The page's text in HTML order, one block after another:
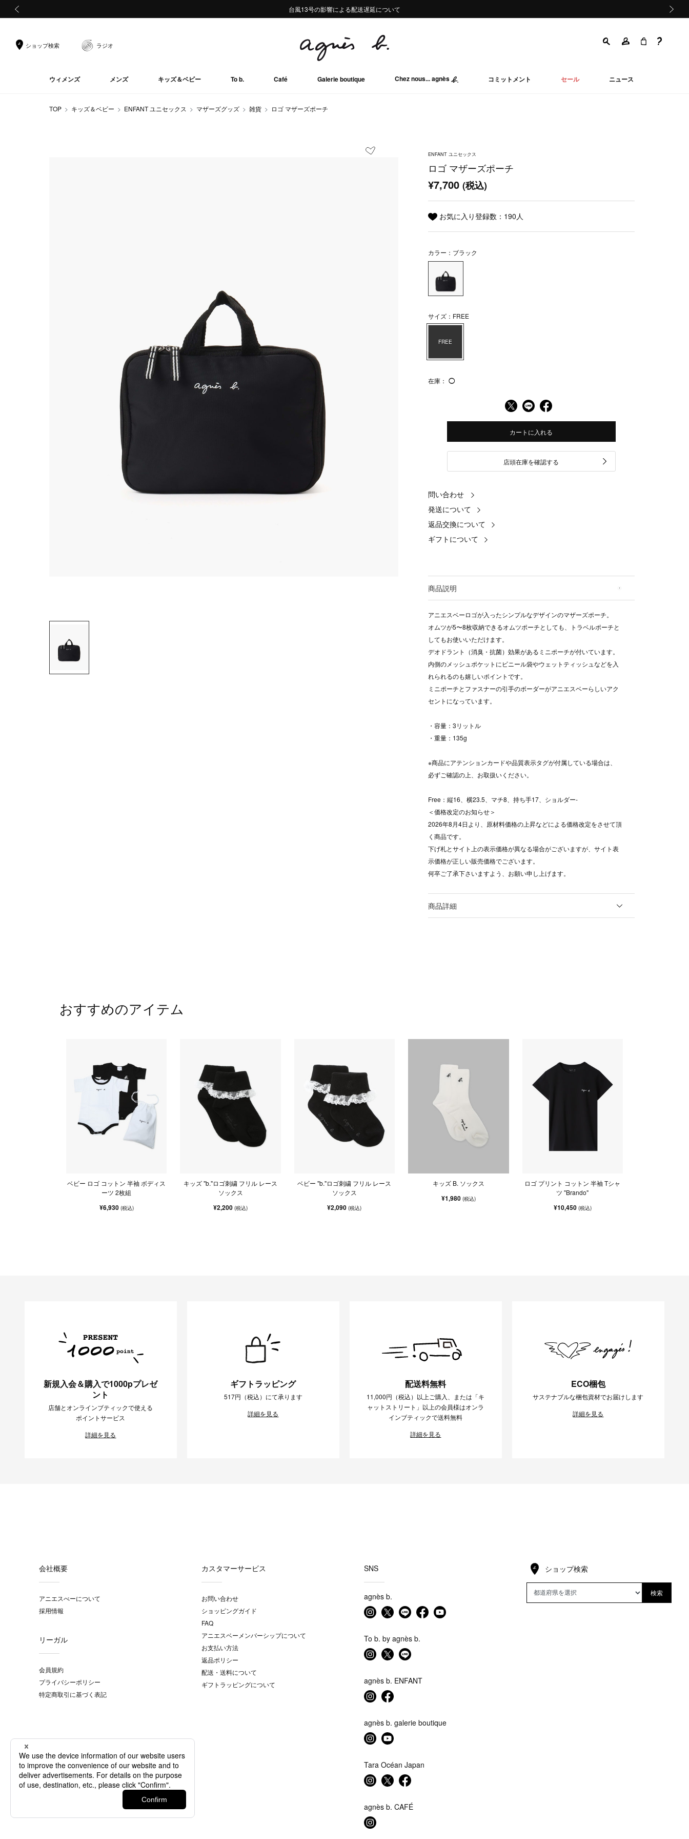
熊本地域地震の影響による配送遅延について
Summer Sale 2buy10%OFF!!
台風13号の影響による配送遅延について
熊本地域地震の影響による配送遅延について
Summer Sale 2buy10%OFF!!
ショップ検索 ラジオ
ウィメンズ メンズ キッズ＆ベビー To b. Café Galerie boutique Chez nous... agnès コミットメント セール ニュース
TOP キッズ＆ベビー ENFANT ユニセックス マザーズグッズ 雑貨 ロゴ マザーズポーチ
ENFANT ユニセックス
ロゴ マザーズポーチ
¥7,700(税込)
お気に入り登録数： 190人
カラー：ブラック
サイズ：FREE
FREE
在庫： ◯
カートに入れる
店頭在庫を確認する
問い合わせ
発送について
返品交換について
ギフトについて
商品説明
アニエスベーロゴが入ったシンプルなデザインのマザーズポーチ。
オムツが5〜8枚収納できるオムツポーチとしても、トラベルポーチと
してもお使いいただけます。
デオドラント（消臭・抗菌）効果があるミニポーチが付いています。
内側のメッシュポケットにビニール袋やウェットティッシュなどを入
れられるのも嬉しいポイントです。
ミニポーチとファスナーの引手のボーダーがアニエスベーらしいアク
セントになっています。
・容量：3リットル
・重量：135g
※商品にアテンションカードや品質表示タグが付属している場合は、
必ずご確認の上、お取扱いください。
Free：縦16、横23.5、マチ8、持ち手17、ショルダー-
＜価格改定のお知らせ＞
2026年8月4日より、原材料価格の上昇などによる価格改定をさせて頂
く商品です。
下げ札とサイト上の表示価格が異なる場合がございますが、サイト表
示価格が正しい販売価格でございます。
何卒ご了承下さいますよう、お願い申し上げます。
商品詳細
おすすめのアイテム
ベビー ロゴ コットン 半袖 ボディス
ーツ 2枚組
¥6,930 (税込)
キッズ "b."ロゴ刺繍 フリル レース
ソックス
¥2,200(税込)
ベビー "b."ロゴ刺繍 フリル レース
ソックス
¥2,090(税込)
キッズ B. ソックス
¥1,980 (税込)
ロゴ プリント コットン 半袖 Tシャ
ツ "Brando"
¥10,450 (税込)
新規入会＆購入で1000pプレゼ
ント
店舗とオンラインブティックで使える
ポイントサービス
詳細を見る
ギフトラッピング
517円（税込）にて承ります
詳細を見る
配送料無料
11,000円（税込）以上ご購入、または「キ
ャットストリート」以上の会員様はオンラ
インブティックで送料無料
詳細を見る
ECO梱包
サステナブルな梱包資材でお届けします
詳細を見る
会社概要
アニエスべーについて
採用情報
リーガル
会員規約
プライバシーポリシー
特定商取引に基づく表記
カスタマーサービス
お問い合わせ
ショッピングガイド
FAQ
アニエスベーメンバーシップについて
お支払い方法
返品ポリシー
配送・送料について
ギフトラッピングについて
SNS
agnès b.
To b. by agnès b.
agnès b. ENFANT
agnès b. galerie boutique
Tara Océan Japan
agnès b. CAFÉ
ショップ検索
検索